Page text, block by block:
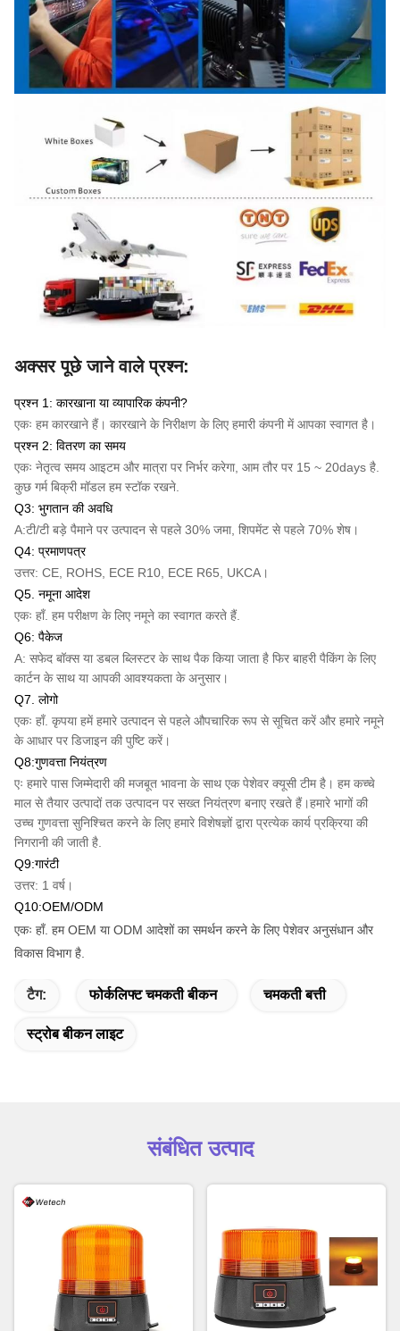
अक्सर पूछे जाने वाले प्रश्न:
प्रश्न 1: कारखाना या व्यापारिक कंपनी?
एकः हम कारखाने हैं। कारखाने के निरीक्षण के लिए हमारी कंपनी में आपका स्वागत है।
प्रश्न 2: वितरण का समय
एकः नेतृत्व समय आइटम और मात्रा पर निर्भर करेगा, आम तौर पर 15 ~ 20days है.
कुछ गर्म बिक्री मॉडल हम स्टॉक रखने.
Q3: भुगतान की अवधि
A:टी/टी बड़े पैमाने पर उत्पादन से पहले 30% जमा, शिपमेंट से पहले 70% शेष।
Q4: प्रमाणपत्र
उत्तर: CE, ROHS, ECE R10, ECE R65, UKCA।
Q5. नमूना आदेश
एकः हाँ. हम परीक्षण के लिए नमूने का स्वागत करते हैं.
Q6: पैकेज
A: सफेद बॉक्स या डबल ब्लिस्टर के साथ पैक किया जाता है फिर बाहरी पैकिंग के लिए
कार्टन के साथ या आपकी आवश्यकता के अनुसार।
Q7. लोगो
एकः हाँ. कृपया हमें हमारे उत्पादन से पहले औपचारिक रूप से सूचित करें और हमारे नमूने
के आधार पर डिजाइन की पुष्टि करें।
Q8:गुणवत्ता नियंत्रण
एः हमारे पास जिम्मेदारी की मजबूत भावना के साथ एक पेशेवर क्यूसी टीम है। हम कच्चे
माल से तैयार उत्पादों तक उत्पादन पर सख्त नियंत्रण बनाए रखते हैं।हमारे भागों की
उच्च गुणवत्ता सुनिश्चित करने के लिए हमारे विशेषज्ञों द्वारा प्रत्येक कार्य प्रक्रिया की
निगरानी की जाती है.
Q9:गारंटी
उत्तर: 1 वर्ष।
Q10:OEM/ODM
एकः हाँ. हम OEM या ODM आदेशों का समर्थन करने के लिए पेशेवर अनुसंधान और
विकास विभाग है.
टैग: फोर्कलिफ्ट चमकती बीकन चमकती बत्ती
स्ट्रोब बीकन लाइट
संबंधित उत्पाद